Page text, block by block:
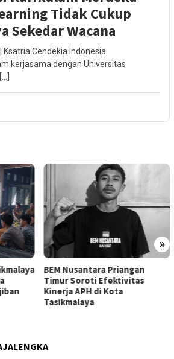
Tidak Cukup
Sekedar Wacana
Ksatria Cendekia Indonesia
kerjasama dengan Universitas
»
Aliansi Mahasiswa Tasikmalaya
Desak Pemkot Audit Perizinan
Tempat Karaoke, Soroti
Penegakan Hukum